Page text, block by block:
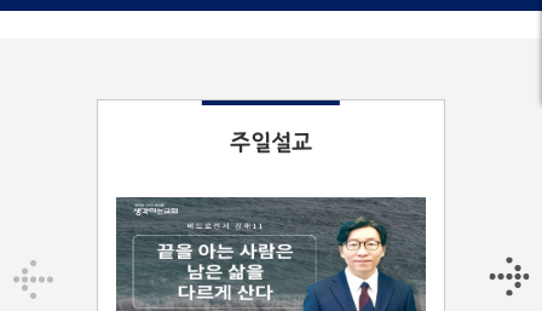
주일설교